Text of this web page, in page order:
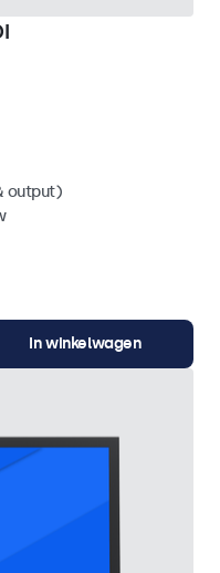
output)
In winkelwagen